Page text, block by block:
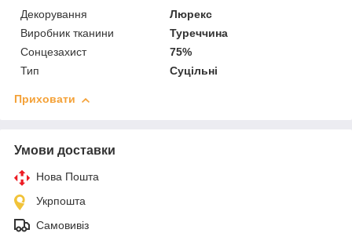
Декорування
Люрекс
Виробник тканини
Туреччина
Сонцезахист
75%
Тип
Суцільні
Приховати
Умови доставки
Нова Пошта
Укрпошта
Самовивіз